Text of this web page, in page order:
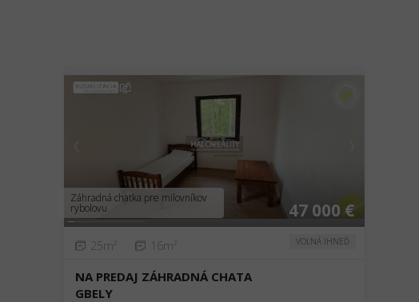
Záhradná chatka pre milovníkov
rybolovu 47 000 €
25m² 16m² VOĽNÁ IHNEĎ
NA PREDAJ ZÁHRADNÁ CHATA
GBELY